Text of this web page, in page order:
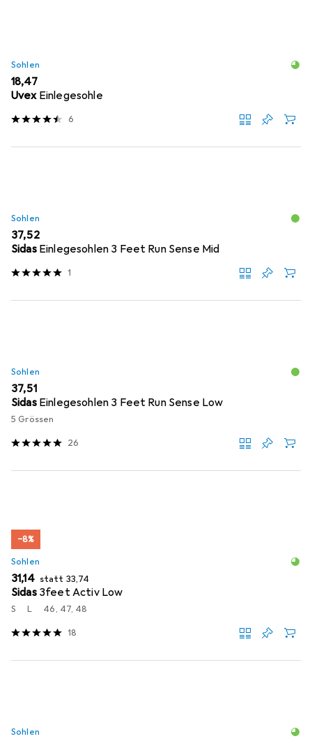
Sohlen
EUR
18,47
Uvex Einlegesohle
6
Sohlen
EUR
37,52
Sidas Einlegesohlen 3 Feet Run Sense Mid
1
Sohlen
EUR
37,51
Sidas Einlegesohlen 3 Feet Run Sense Low
5 Grössen
26
−8%
Sohlen
EUR
31,14 statt EUR
33,74
Sidas 3feet Activ Low
S L 46, 47, 48
18
Sohlen